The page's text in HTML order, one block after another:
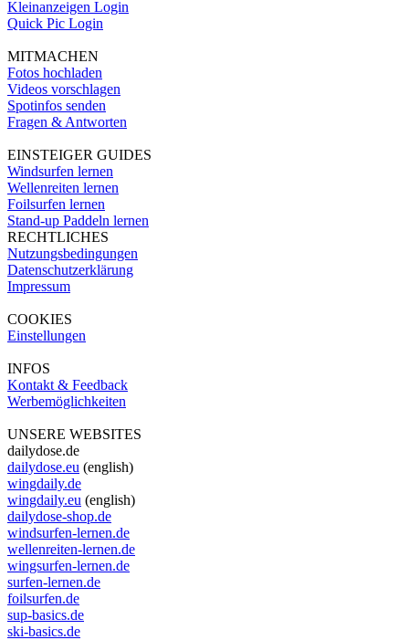
Kleinanzeigen Login
Quick Pic Login
MITMACHEN
Fotos hochladen
Videos vorschlagen
Spotinfos senden
Fragen & Antworten
EINSTEIGER GUIDES
Windsurfen lernen
Wellenreiten lernen
Foilsurfen lernen
Stand-up Paddeln lernen
RECHTLICHES
Nutzungsbedingungen
Datenschutzerklärung
Impressum
COOKIES
Einstellungen
INFOS
Kontakt & Feedback
Werbemöglichkeiten
UNSERE WEBSITES
dailydose.de
dailydose.eu (english)
wingdaily.de
wingdaily.eu (english)
dailydose-shop.de
windsurfen-lernen.de
wellenreiten-lernen.de
wingsurfen-lernen.de
surfen-lernen.de
foilsurfen.de
sup-basics.de
ski-basics.de